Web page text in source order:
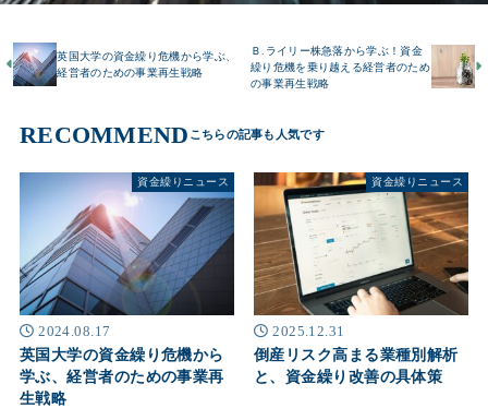
英国大学の資金繰り危機から学ぶ、
経営者のための事業再生戦略
Ｂ.ライリー株急落から学ぶ！資金
繰り危機を乗り越える経営者のため
の事業再生戦略
RECOMMEND
資金繰りニュース
2024.08.17
英国大学の資金繰り危機から
学ぶ、経営者のための事業再
生戦略
資金繰りニュース
2025.12.31
倒産リスク高まる業種別解析
と、資金繰り改善の具体策